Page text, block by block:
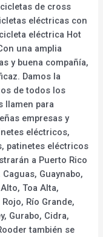
de cross
eléctricas con
eléctrica Hot
una amplia
y buena compañía,
Damos la
de todos los
llamen para
empresas y
eléctricos,
patinetes eléctricos
a Puerto Rico
Guaynabo,
Toa Alta,
Río Grande,
Gurabo, Cidra,
también se